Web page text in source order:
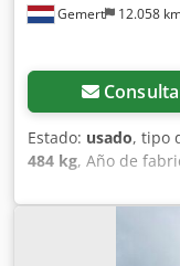
Gemert 12.058
Estado: usado, tipo
484 kg, Año de
impacto: 59 kN
adelante/marcha
placa: 60 cm
3.400 €, sin IVA.